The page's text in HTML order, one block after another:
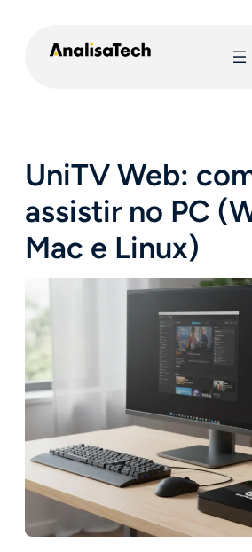
UniTV Web:
assistir no PC
Mac e Linux)